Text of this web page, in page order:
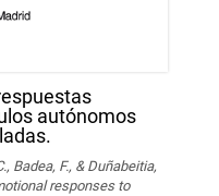
autónomos
Badea, F., & Duñabeitia,
responses to